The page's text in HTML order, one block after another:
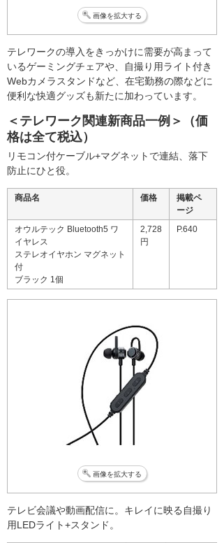
画像を拡大する
テレワークの導入をきっかけに需要が高まって
いるゲーミングチェアや、自撮り用ライト付き
Webカメラスタンドなど、在宅勤務の際などに
便利な快適グッズも新たに加わっています。
＜テレワーク関連新商品一例＞（価
格は全て税込）
リモコン付ケーブル+マグネットで連結、落下
防止にひと役。
商品名 価格
掲載ペ
ージ
オウルテック Bluetooth5 ワ
イヤレス
ステレオイヤホン マグネット
付
ブラック 1個
2,728
円
P.640
画像を拡大する
テレビ会議や動画配信に。キレイに映る自撮り
用LEDライト+スタンド。